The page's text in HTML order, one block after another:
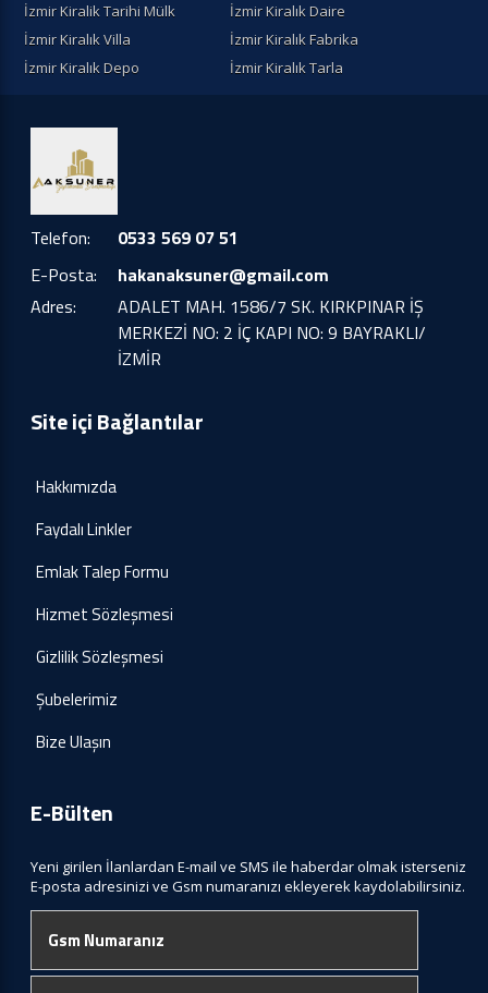
İzmir Kiralik Tarihi Mülk
İzmir Kiralık Daire
İzmir Kiralık Villa
İzmir Kiralık Fabrika
İzmir Kiralık Depo
İzmir Kiralık Tarla
Telefon:
0533 569 07 51
E-Posta:
hakanaksuner@gmail.com
Adres:
ADALET MAH. 1586/7 SK. KIRKPINAR İŞ
MERKEZİ NO: 2 İÇ KAPI NO: 9 BAYRAKLI/
İZMİR
Site içi Bağlantılar
Hakkımızda
Faydalı Linkler
Emlak Talep Formu
Hizmet Sözleşmesi
Gizlilik Sözleşmesi
Şubelerimiz
Bize Ulaşın
E-Bülten
Yeni girilen İlanlardan E-mail ve SMS ile haberdar olmak isterseniz
E-posta adresinizi ve Gsm numaranızı ekleyerek kaydolabilirsiniz.